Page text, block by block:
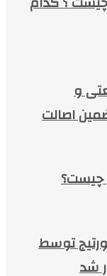
و
اصالت
چیست؟
توسط
شد